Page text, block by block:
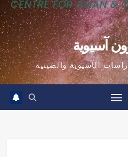
آسيوية
الآسيوية والصينية